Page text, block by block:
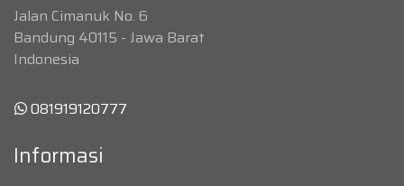
Jalan Cimanuk No. 6
Bandung 40115 - Jawa Barat
Indonesia
081919120777
Informasi